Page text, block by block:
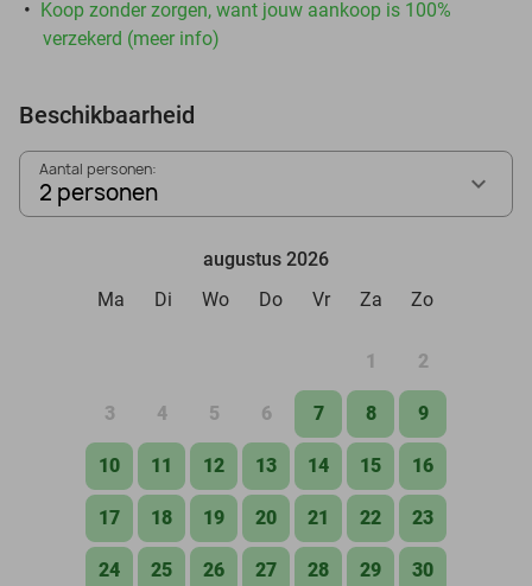
Koop zonder zorgen, want jouw aankoop is 100%
verzekerd (meer info)
Beschikbaarheid
Aantal personen:
2 personen
augustus 2026
Ma
Di Wo Do Vr Za Zo
1 2
3 4 5 6 7 8 9
10 11 12 13 14 15 16
17 18 19 20 21 22 23
24 25 26 27 28 29 30